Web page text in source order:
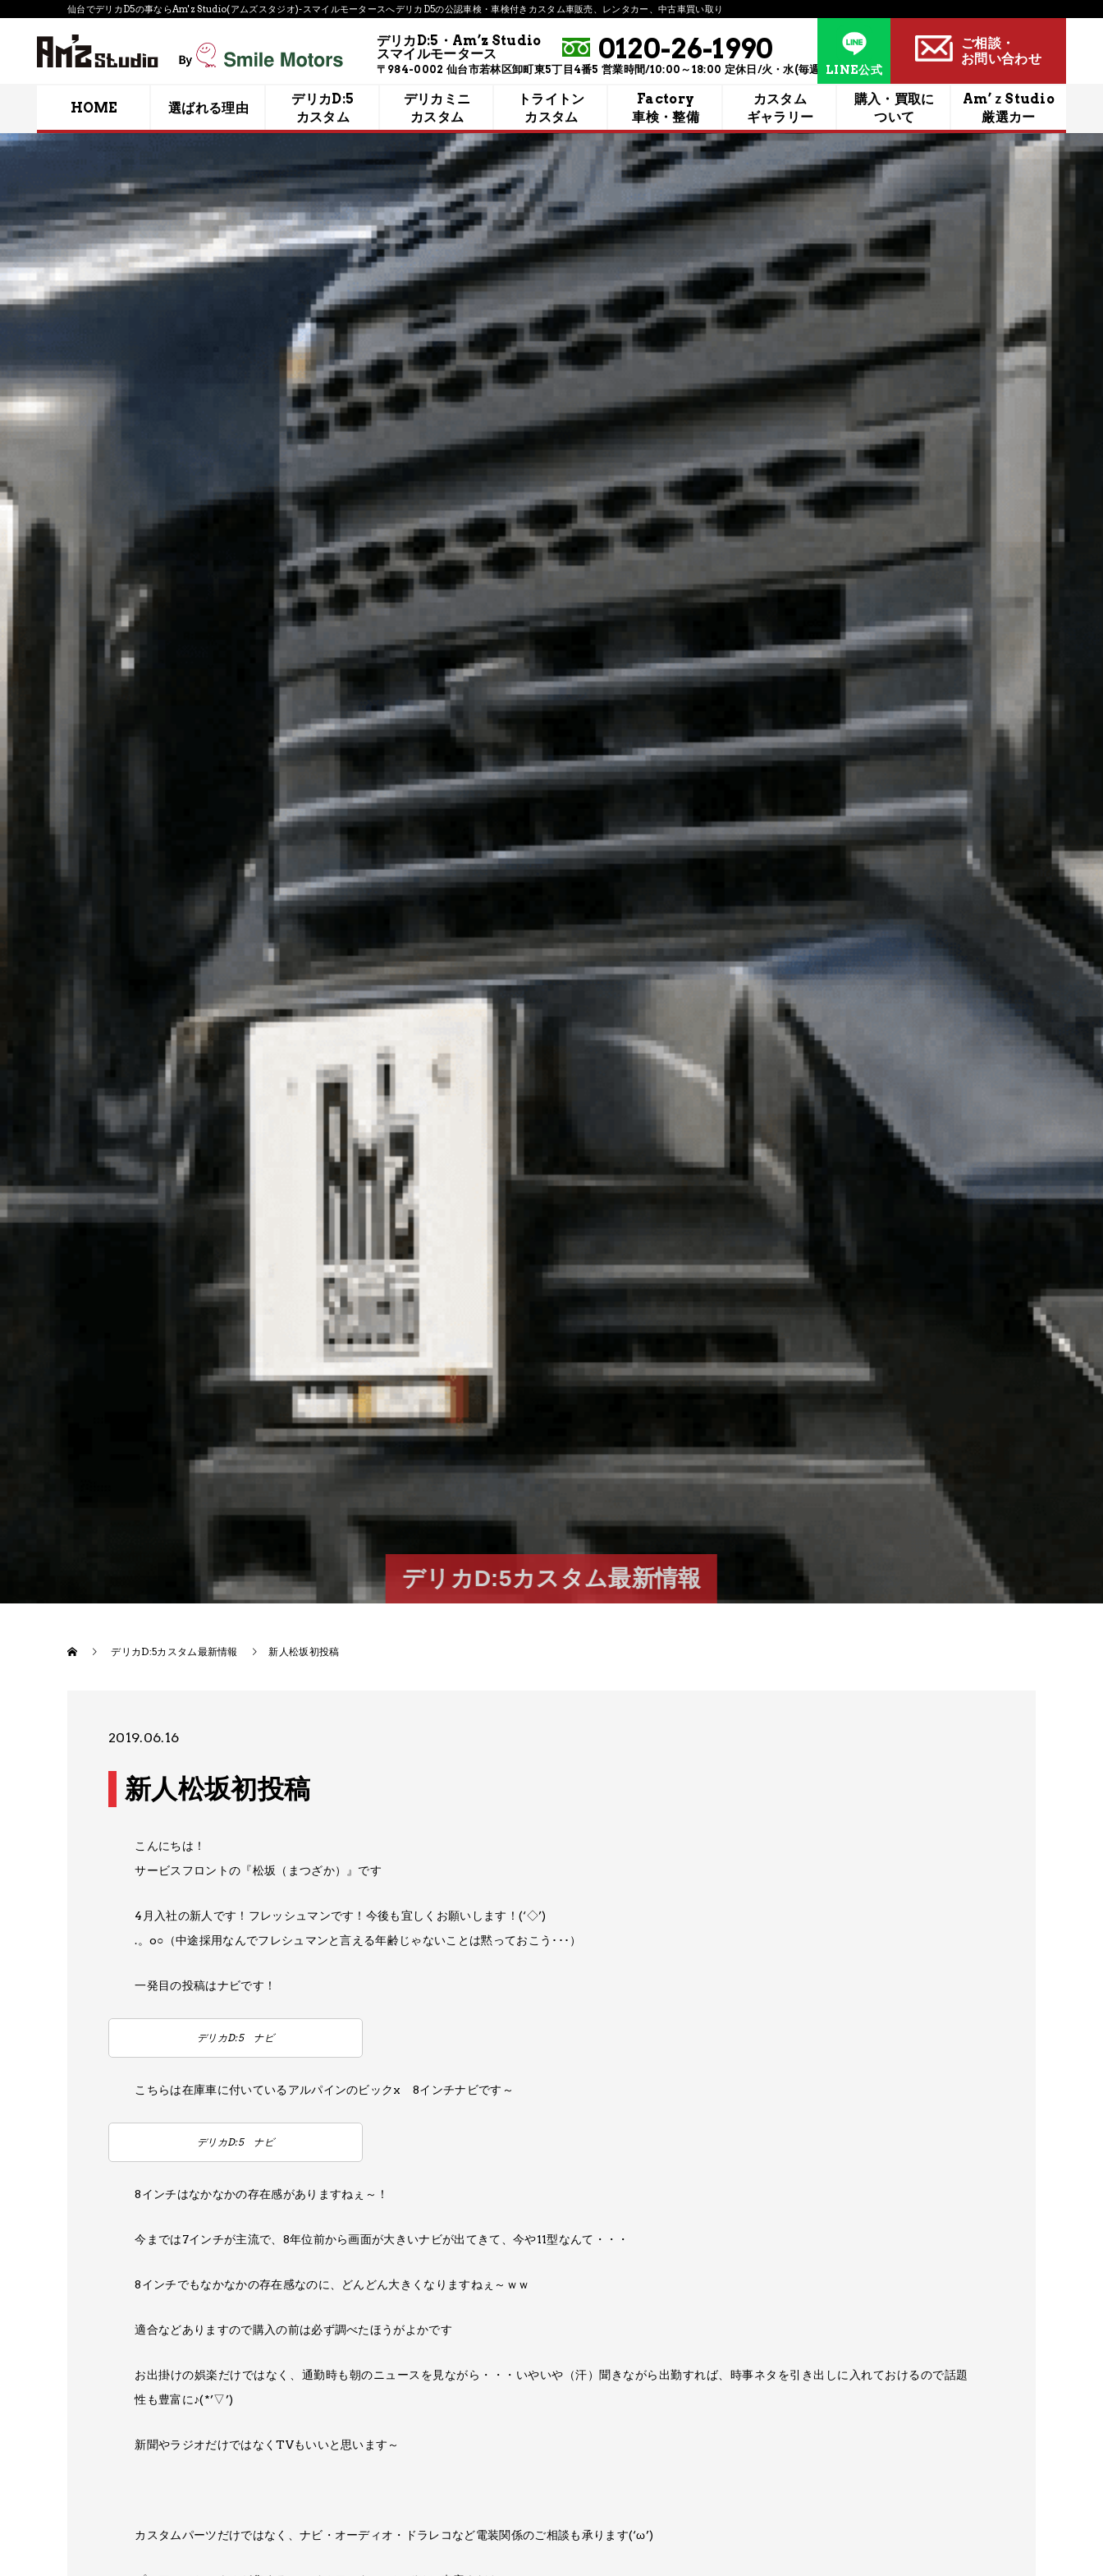
仙台で​デリカD5の事ならAm'z Studio(アムズスタジオ)-スマイルモータースへ​デリカD5の公認車検・車検付きカスタム車販売、​レンタカー、​中古車買い取り
デリカD:5・Am’z Studio
スマイルモータース
0120-26-1990
〒984-0002 仙台市若林区卸町東5丁目4番5 営業時間/10:00～18:00 定休日/火・水(毎週) LINE公式
ご相談・
お問い合わせ
HOME 選ばれる理由
デリカD:5
カスタム
デリカミニ
カスタム
トライトン
カスタム
Factory
車検・整備
カスタム
ギャラリー
購入・買取に​
ついて
Am’ｚStudio
厳選カー
デリカD:5カスタム最新情報
デリカD:5カスタム最新情報 新人松坂初投稿
2019.06.16
新人松坂初投稿
こんにちは​！​
サービスフロントの​『松坂（まつざか）』です
4月入社の新人で​す！​フレッシュマンで​す！​今後も​宜しくお願いします！​(‘◇’)ゞ
.。​o○（中途採用なんでフレシュマンと言える年齢じゃないことは​黙っておこう･･･）
一発目の投稿はナビで​す！​
デリカD:5 ナビ
こちらは在庫車に付いているアルパインの​ビックx 8インチナビで​す～
デリカD:5 ナビ
8インチはなかなかの存在感が​ありますねぇ～！​
今までは​7インチが主流で​、​8年位前から画面が大きいナビが​出てきて、​今や11型なんて・・・
8インチでもなかなかの存在感なのに​、​どんどん大きくなりますねぇ～ｗｗ
適合などありますので購入の前は必ず調べたほうがよかで​す
お出掛けの娯楽だけでは​なく、​通勤時も朝のニュースを見なが​ら・・・いやいや（汗）聞きなが​ら出勤すれば、​時事ネタを引き出しに入れておけるので話題
性も豊富に​♪(*’▽’)
新聞やラジオだけでは​なくTVもいいと​思います～
カスタムパーツだけでは​なく、​ナビ・オーディオ・ドラレコなど電装関係のご相談も​承ります(‘ω’)